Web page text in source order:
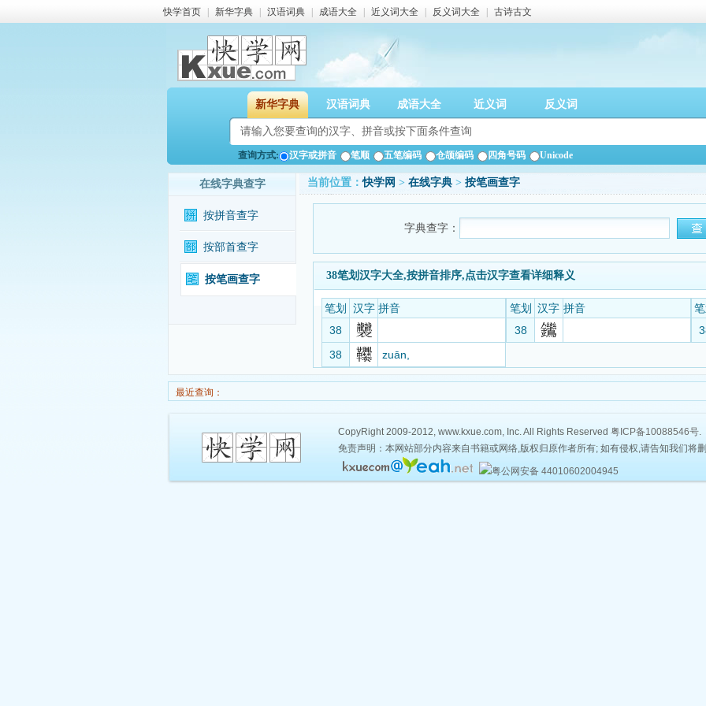
快学首页 新华字典 汉语词典 成语大全 近义词大全 反义词大全 古诗古文
新华字典 汉语词典 成语大全 近义词 反义词
查询方式: 汉字或拼音 笔顺 五笔编码 仓颉编码 四角号码 Unicode
在线字典查字
按拼音查字
按部首查字
按笔画查字
当前位置：快学网 > 在线字典 > 按笔画查字
字典查字：
38笔划汉字大全,按拼音排序,点击汉字查看详细释义
笔划 汉字 拼音 笔划 汉字 拼音
38
38
38
zuān,
最近查询：
CopyRight 2009-2012, www.kxue.com, Inc. All Rights Reserved 粤ICP备10088546号.
免责声明：本网站部分内容来自书籍或网络,版权归原作者所有; 如有侵权,请告知我们将
粤公网安备 44010602004945